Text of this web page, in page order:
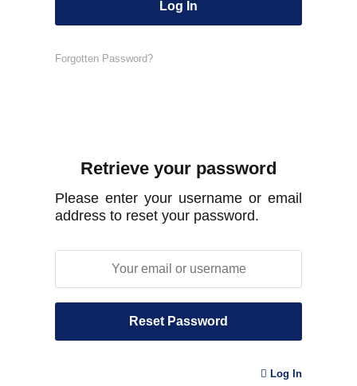
Forgotten Password?
Retrieve your password
Please enter your username or email
address to reset your password.
Log In